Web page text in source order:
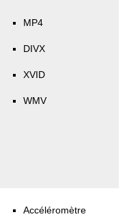
MP4
DIVX
XVID
WMV
Accéléromètre